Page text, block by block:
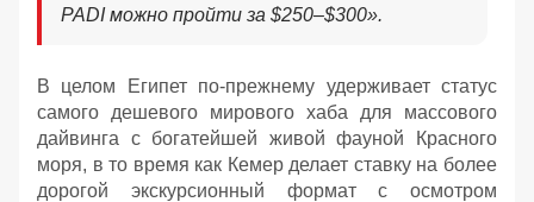
PADI можно пройти за $250–$300».
В целом Египет по-прежнему удерживает статус
самого дешевого мирового хаба для массового
дайвинга с богатейшей живой фауной Красного
моря, в то время как Кемер делает ставку на более
дорогой экскурсионный формат с осмотром